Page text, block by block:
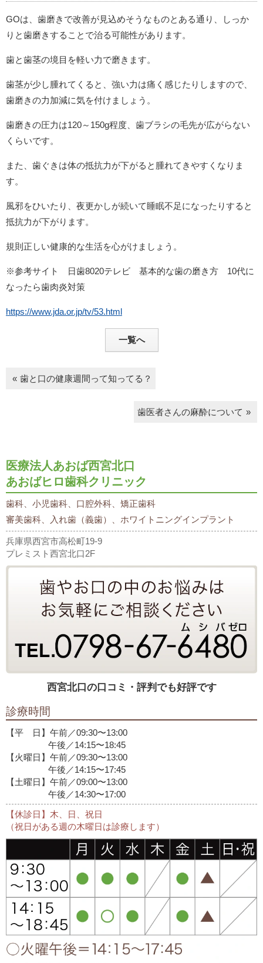
GOは、歯磨きで改善が見込めそうなものとある通り、しっか
りと歯磨きすることで治る可能性があります。
歯と歯茎の境目を軽い力で磨きます。
歯茎が少し腫れてくると、強い力は痛く感じたりしますので、
歯磨きの力加減に気を付けましょう。
歯磨きの圧力は120～150g程度、歯ブラシの毛先が広がらない
くらいです。
また、歯ぐきは体の抵抗力が下がると腫れてきやすくなりま
す。
風邪をひいたり、夜更かしが続いて睡眠不足になったりすると
抵抗力が下がります。
規則正しい健康的な生活を心がけましょう。
※参考サイト 日歯8020テレビ 基本的な歯の磨き方 10代に
なったら歯肉炎対策
https://www.jda.or.jp/tv/53.html
一覧へ
歯と口の健康週間って知ってる？
歯医者さんの麻酔について
医療法人あおば西宮北口
あおばヒロ歯科クリニック
歯科、小児歯科、口腔外科、矯正歯科
審美歯科、入れ歯（義歯）、ホワイトニングインプラント
兵庫県西宮市高松町19-9
プレミスト西宮北口2F
西宮北口の口コミ・評判でも好評です
診療時間
【平 日】午前／09:30〜13:00
午後／14:15〜18:45
【火曜日】午前／09:30〜13:00
午後／14:15〜17:45
【土曜日】午前／09:00〜13:00
午後／14:30〜17:00
【休診日】木、日、祝日
（祝日がある週の木曜日は診療します）